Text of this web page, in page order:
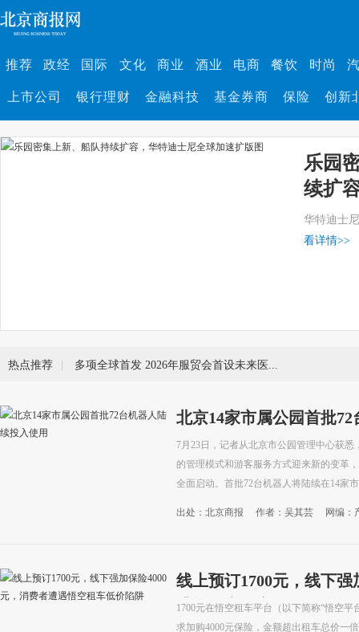
推荐 政经 国际 文化 商业 酒业 电商 餐饮 时尚
上市公司 银行理财 金融科技 基金券商 保险 创新
乐园
续扩
球加
华特迪士
看详情>>
热点推荐 |
北京14家市属公园首批
7月23日，记者从北京市公园管理中心获
的管理模式和游客服务方式迎来新的变革
全面启动。首批72台机器人将陆续在14家
出处：北京商报 作者：吴其芸 网编：
线上预订1700元，线下强
遭遇悟空租车低价陷阱
1700元在悟空租车平台（以下简称“悟空
求加购4000元保险，金额超出租车总价一